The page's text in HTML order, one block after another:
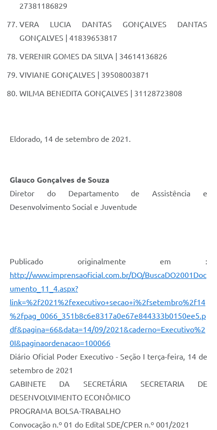
27381186829
VERA LUCIA DANTAS GONÇALVES DANTAS
GONÇALVES | 41839653817
VERENIR GOMES DA SILVA | 34614136826
VIVIANE GONÇALVES | 39508003871
WILMA BENEDITA GONÇALVES | 31128723808
Eldorado, 14 de setembro de 2021.
Glauco Gonçalves de Souza
Diretor do Departamento de Assistência e
Desenvolvimento Social e Juventude
Publicado originalmente em :
http://www.imprensaoficial.com.br/DO/BuscaDO2001Doc
umento_11_4.aspx?
link=%2f2021%2fexecutivo+secao+i%2fsetembro%2f14
%2fpag_0066_351b8c6e8317a0e67e844333b0150ee5.p
df&pagina=66&data=14/09/2021&caderno=Executivo%2
0I&paginaordenacao=100066
Diário Oficial Poder Executivo - Seção I terça-feira, 14 de
setembro de 2021
GABINETE DA SECRETÁRIA SECRETARIA DE
DESENVOLVIMENTO ECONÔMICO
PROGRAMA BOLSA-TRABALHO
Convocação n.º 01 do Edital SDE/CPER n.º 001/2021